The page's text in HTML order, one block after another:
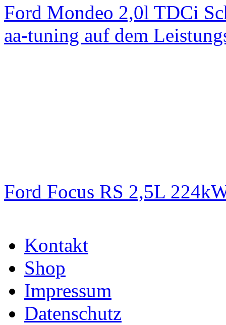
Ford Mondeo 2,0l TDCi
aa-tuning auf dem
Ford Focus RS 2,5L
Kontakt
Shop
Impressum
Datenschutz